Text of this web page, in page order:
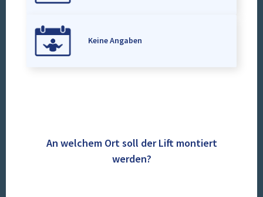
Keine Angaben
An welchem Ort soll der Lift montiert
werden?